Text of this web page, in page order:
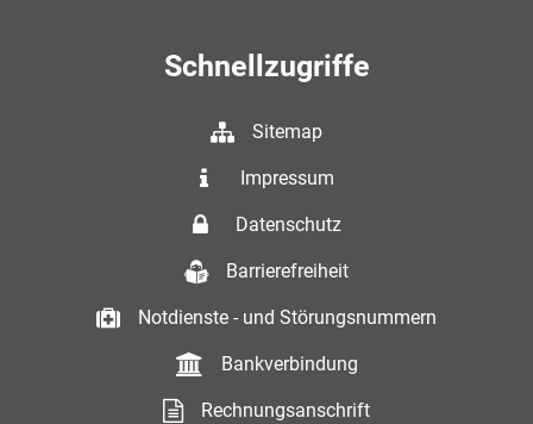
Schnellzugriffe
Sitemap
Impressum
Datenschutz
Barrierefreiheit
Notdienste - und Störungsnummern
Bankverbindung
Rechnungsanschrift